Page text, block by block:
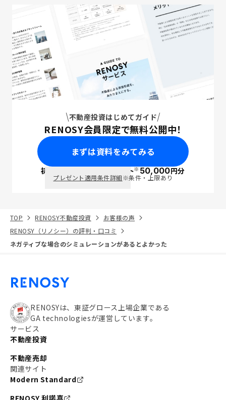
不動産投資はじめてガイド
RENOSY会員限定で無料公開中！
まずは資料をみてみる
初回面談で ポイント※50,000円分
プレゼント適用条件詳細※条件・上限あり
TOP RENOSY不動産投資
お客様の声
RENOSY（リノシー）の評判・口コミ
ネガティブな場合のシミュレーションがあるとよかった
RENOSYは、東証グロース上場企業である
GA technologiesが運営しています。
サービス
不動産投資
不動産売却
関連サイト
Modern Standard
RENOSY 利諾喜